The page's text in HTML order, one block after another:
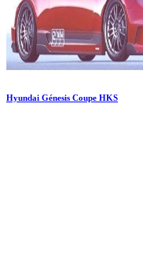
Hyundai Génesis Coupe HKS